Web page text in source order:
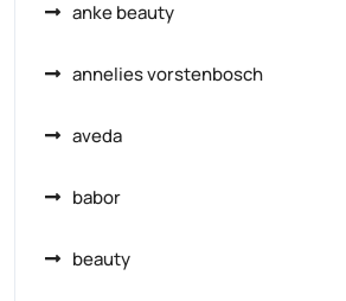
anke beauty
annelies vorstenbosch
aveda
babor
beauty